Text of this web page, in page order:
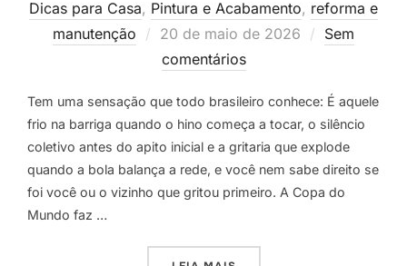
Dicas para Casa, Pintura e Acabamento, reforma e
manutenção
Postado
em
20 de maio de 2026
Sem
comentários
Tem uma sensação que todo brasileiro conhece: É aquele
frio na barriga quando o hino começa a tocar, o silêncio
coletivo antes do apito inicial e a gritaria que explode
quando a bola balança a rede, e você nem sabe direito se
foi você ou o vizinho que gritou primeiro. A Copa do
Mundo faz …